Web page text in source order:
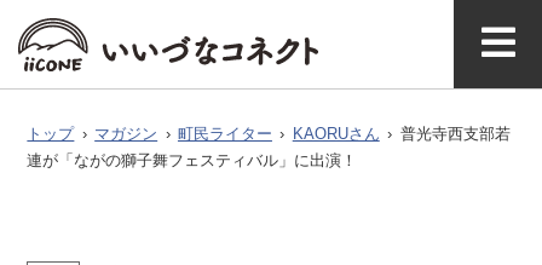
マガジ
ン公式
アク
セス
いいづなコネ
クトとは
ト
ジ
ン
トップ › マガジン › 町民ライター › KAORUさん › 普光寺西支部若
連が「ながの獅子舞フェスティバル」に出演！